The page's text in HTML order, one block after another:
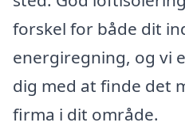
forskel for både dit
energiregning, og vi
dig med at finde det
firma i dit område.